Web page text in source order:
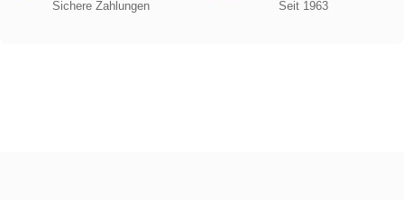
Sichere Zahlungen Seit 1963